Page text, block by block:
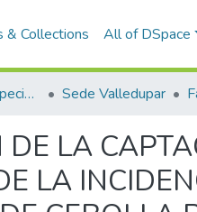
& Collections All of DSpace
Trabajos de Grado (Especializaciones y Pregrados) Sede Valledupar
LA
LA